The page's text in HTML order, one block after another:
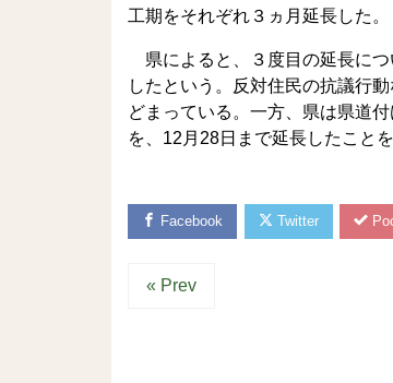
工期をそれぞれ３ヵ月延長した。
県によると、３度目の延長につ
したという。反対住民の抗議行
どまっている。一方、県は県道
を、12月28日まで延長したこと
Facebook Twitter
« Prev